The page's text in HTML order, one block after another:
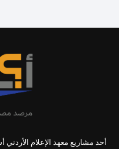
أحد مشاريع معهد الإعلام